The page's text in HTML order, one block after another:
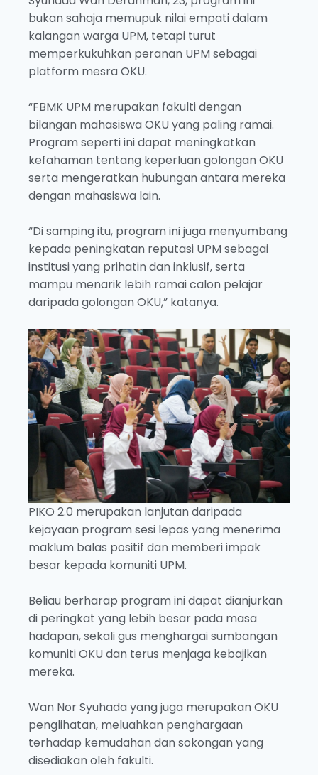
bukan sahaja memupuk nilai empati dalam
kalangan warga UPM, tetapi turut
memperkukuhkan peranan UPM sebagai
platform mesra OKU.
“FBMK UPM merupakan fakulti dengan
bilangan mahasiswa OKU yang paling ramai.
Program seperti ini dapat meningkatkan
kefahaman tentang keperluan golongan OKU
serta mengeratkan hubungan antara mereka
dengan mahasiswa lain.
“Di samping itu, program ini juga menyumbang
kepada peningkatan reputasi UPM sebagai
institusi yang prihatin dan inklusif, serta
mampu menarik lebih ramai calon pelajar
daripada golongan OKU,” katanya.
PIKO 2.0 merupakan lanjutan daripada
kejayaan program sesi lepas yang menerima
maklum balas positif dan memberi impak
besar kepada komuniti UPM.
Beliau berharap program ini dapat dianjurkan
di peringkat yang lebih besar pada masa
hadapan, sekali gus menghargai sumbangan
komuniti OKU dan terus menjaga kebajikan
mereka.
Wan Nor Syuhada yang juga merupakan OKU
penglihatan, meluahkan penghargaan
terhadap kemudahan dan sokongan yang
disediakan oleh fakulti.